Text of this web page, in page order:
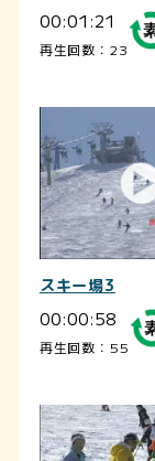
00:01:21
再生回数：23
スキー場3
00:00:58
再生回数：55